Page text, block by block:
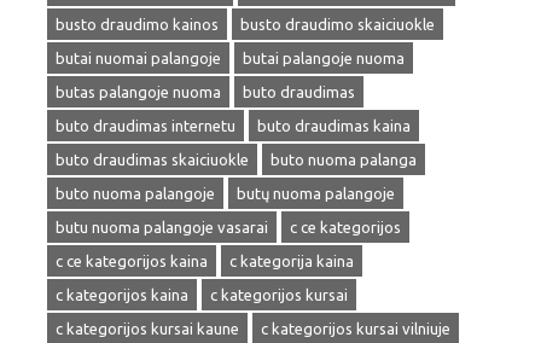
busto draudimo kainos
busto draudimo skaiciuokle
butai nuomai palangoje
butai palangoje nuoma
butas palangoje nuoma
buto draudimas
buto draudimas internetu
buto draudimas kaina
buto draudimas skaiciuokle
buto nuoma palanga
buto nuoma palangoje
butų nuoma palangoje
butu nuoma palangoje vasarai
c ce kategorijos
c ce kategorijos kaina
c kategorija kaina
c kategorijos kaina
c kategorijos kursai
c kategorijos kursai kaune
c kategorijos kursai vilniuje